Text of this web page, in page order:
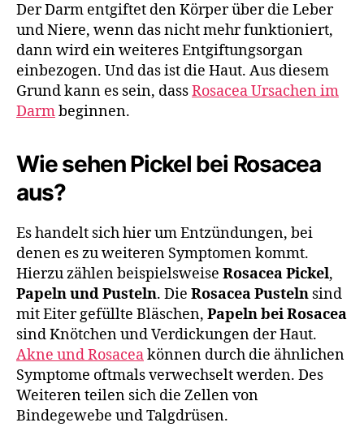
Der Darm entgiftet den Körper über die Leber
und Niere, wenn das nicht mehr funktioniert,
dann wird ein weiteres Entgiftungsorgan
einbezogen. Und das ist die Haut. Aus diesem
Grund kann es sein, dassRosacea Ursachen im
Darmbeginnen.
Wie sehen Pickel bei Rosacea
aus?
Es handelt sich hier um Entzündungen, bei
denen es zu weiteren Symptomen kommt.
Hierzu zählen beispielsweise Rosacea Pickel,
Papeln und Pusteln. Die Rosacea Pusteln sind
mit Eiter gefüllte Bläschen, Papeln bei Rosacea
sind Knötchen und Verdickungen der Haut.
Akne und Rosaceakönnen durch die ähnlichen
Symptome oftmals verwechselt werden. Des
Weiteren teilen sich die Zellen von
Bindegewebe und Talgdrüsen.